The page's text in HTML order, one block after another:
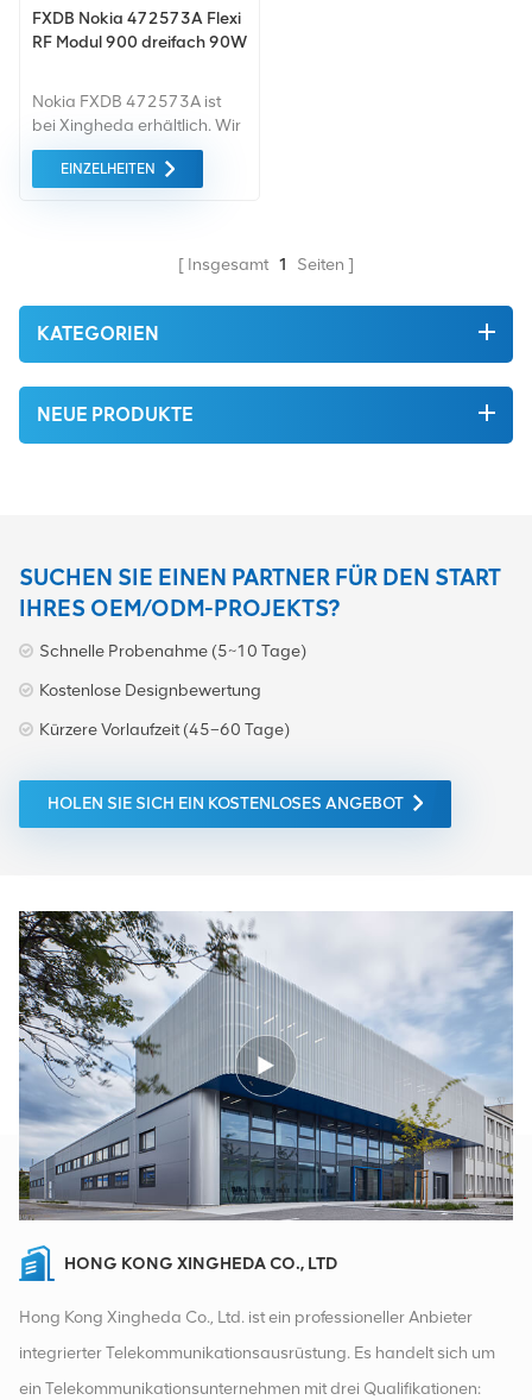
FXDB Nokia 472573A Flexi
RF Modul 900 dreifach 90W
Nokia FXDB 472573A ist
bei Xingheda erhältlich. Wir
sind ein professioneller
Lieferant von gebrauchten
EINZELHEITEN
Insgesamt 1 Seiten
KATEGORIEN
NEUE PRODUKTE
SUCHEN SIE EINEN PARTNER FÜR DEN START
IHRES OEM/ODM-PROJEKTS?
Schnelle Probenahme (5~10 Tage)
Kostenlose Designbewertung
Kürzere Vorlaufzeit (45–60 Tage)
HOLEN SIE SICH EIN KOSTENLOSES ANGEBOT
HONG KONG XINGHEDA CO., LTD
Hong Kong Xingheda Co., Ltd. ist ein professioneller Anbieter
integrierter Telekommunikationsausrüstung. Es handelt sich um
ein Telekommunikationsunternehmen mit drei Qualifikationen: